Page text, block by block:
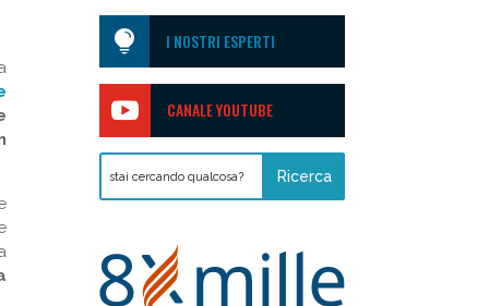
 I NOSTRI ESPERTI
 CANALE YOUTUBE